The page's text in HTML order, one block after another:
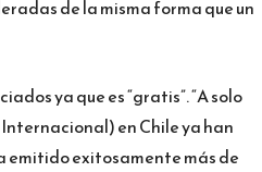
de la misma forma que un
ya que es “gratis”. “A solo
en Chile ya han
emitido exitosamente más de